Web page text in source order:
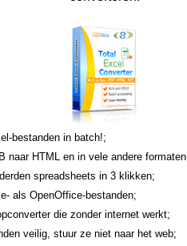
bestanden in batch!;
naar HTML en in vele andere formaten
spreadsheets in 3 klikken;
als OpenOffice-bestanden;
die zonder internet werkt;
veilig, stuur ze niet naar het web;